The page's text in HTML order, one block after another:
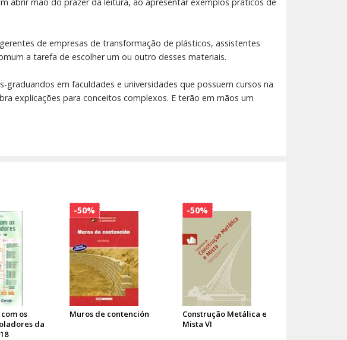
de empresas de transformação de plásticos, assistentes
a tarefa de escolher um ou outro desses materiais.
em faculdades e universidades que possuem cursos na
explicações para conceitos complexos. E terão em mãos um
os
da
Muros de contención
-50%
Construção Metálica e
Mista VI
-50%